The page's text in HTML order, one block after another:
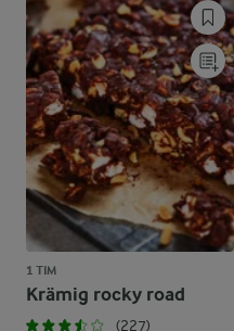
1 TIM
Krämig rocky road
(227)